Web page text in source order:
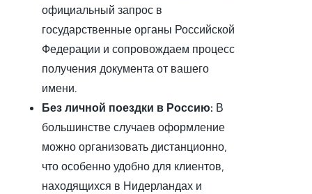
официальный запрос в
государственные органы Российской
Федерации и сопровождаем процесс
получения документа от вашего
имени.
Без личной поездки в Россию: В
большинстве случаев оформление
можно организовать дистанционно,
что особенно удобно для клиентов,
находящихся в Нидерландах и